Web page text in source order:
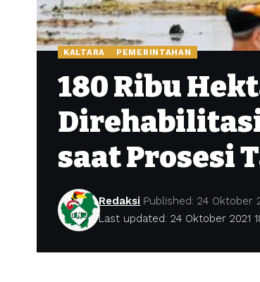
KALTARA PEMERINTAHAN
180 Ribu
saat Prosesi
Last updated: 24 Oktober 2021
Redaksi Published: 24 Oktober